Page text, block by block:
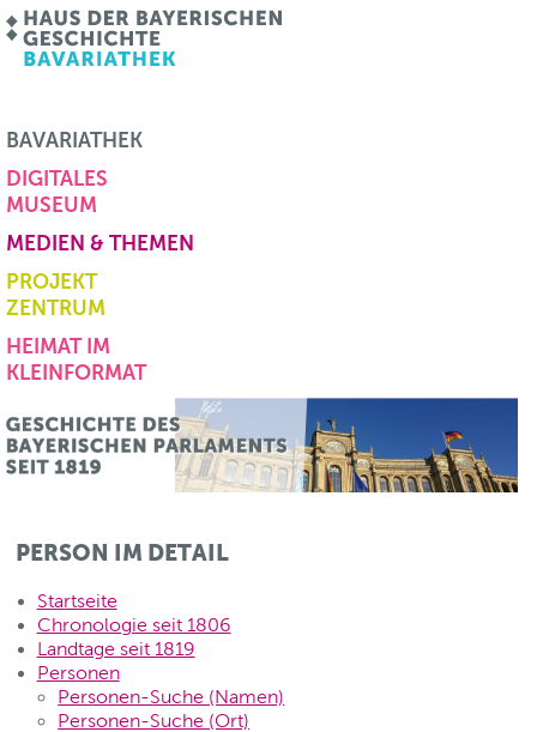
BAVARIATHEK
DIGITALES
MUSEUM
MEDIEN & THEMEN
PROJEKT
ZENTRUM
HEIMAT IM
KLEINFORMAT
PERSON IM DETAIL
Startseite
Chronologie seit 1806
Landtage seit 1819
Personen
Personen-Suche (Namen)
Personen-Suche (Ort)